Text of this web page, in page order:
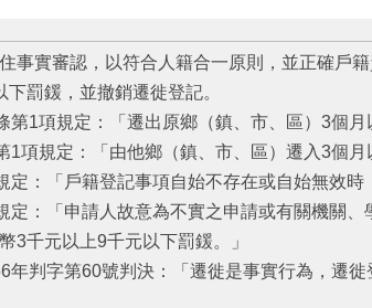
事實審認，以符合人籍合一原則，並正確戶
罰鍰，並撤銷遷徙登記。
第1項規定：「遷出原鄉（鎮、市、區）3個月
1項規定：「由他鄉（鎮、市、區）遷入3個月
定：「戶籍登記事項自始不存在或自始無效時
定：「申請人故意為不實之申請或有關機關
3千元以上9千元以下罰鍰。」
年判字第60號判決：「遷徙是事實行為，遷徙